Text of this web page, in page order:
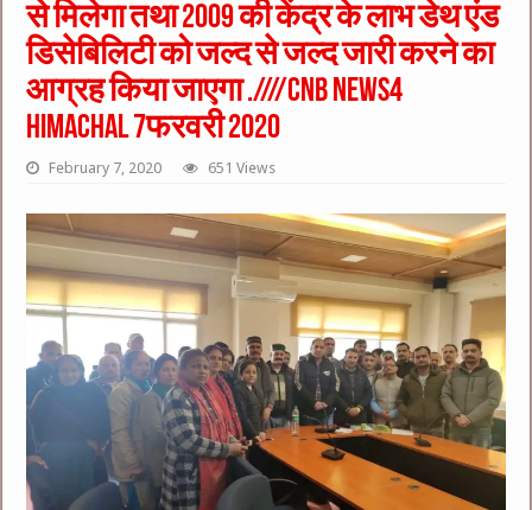
से मिलेगा तथा 2009 की केंद्र के लाभ डेथ एंड
डिसेबिलिटी को जल्द से जल्द जारी करने का
आग्रह किया जाएगा .////cnb news4
himachal 7फरवरी 2020
February 7, 2020 651 Views